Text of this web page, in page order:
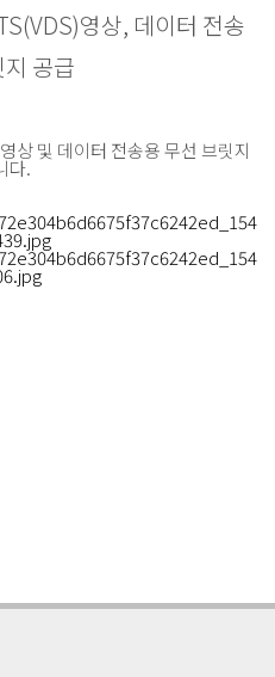
영상, 데이터 전송
공급
상 및 데이터 전송용 무선 브릿지
다.